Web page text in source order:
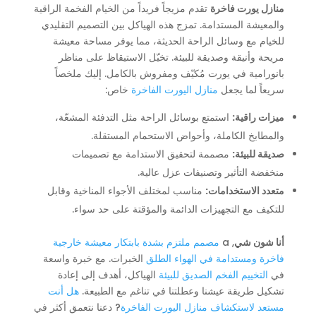
منازل يورت فاخرة تقدم مزيجاً فريداً من الخيام الفخمة الراقية
والمعيشة المستدامة. تمزج هذه الهياكل بين التصميم التقليدي
للخيام مع وسائل الراحة الحديثة، مما يوفر مساحة معيشة
مريحة وأنيقة وصديقة للبيئة. تخيّل الاستيقاظ على مناظر
بانورامية في يورت مُكيّف ومفروش بالكامل. إليك ملخصاً
سريعاً لما يجعل منازل اليورت الفاخرة خاص:
ميزات راقية: استمتع بوسائل الراحة مثل التدفئة المشعّة،
والمطابخ الكاملة، وأحواض الاستحمام المستقلة.
صديقة للبيئة: مصممة لتحقيق الاستدامة مع تصميمات
منخفضة التأثير وتصنيفات عزل عالية.
متعدد الاستخدامات: مناسب لمختلف الأجواء المناخية وقابل
للتكيف مع التجهيزات الدائمة والمؤقتة على حد سواء.
أنا شون شي, a
مصمم ملتزم بشدة بابتكار معيشة خارجية
فاخرة ومستدامة في الهواء الطلقالخبرات. مع خبرة واسعة
في التخييم الفخم الصديق للبيئة الهياكل، أهدف إلى إعادة
تشكيل طريقة عيشنا وعطلتنا في تناغم مع الطبيعة. هل أنت
مستعد لاستكشاف منازل اليورت الفاخرة? دعنا نتعمق أكثر في